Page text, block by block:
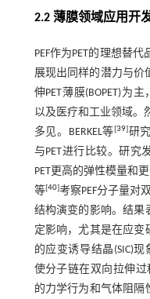
2.2 薄膜领域应用开
PEF作为PET的理想替
展现出同样的潜力与价
伸PET薄膜(BOPET)为
以及医疗和工业领域。
多见。BERKEL等[39]研
与PET进行比较。研究
PET更高的弹性模量和
等[40]考察PEF分子量对
结构演变的影响。结果
定影响，尤其是在应变
的应变诱导结晶(SIC)
使分子链在双向拉伸
的力学行为和气体阻隔